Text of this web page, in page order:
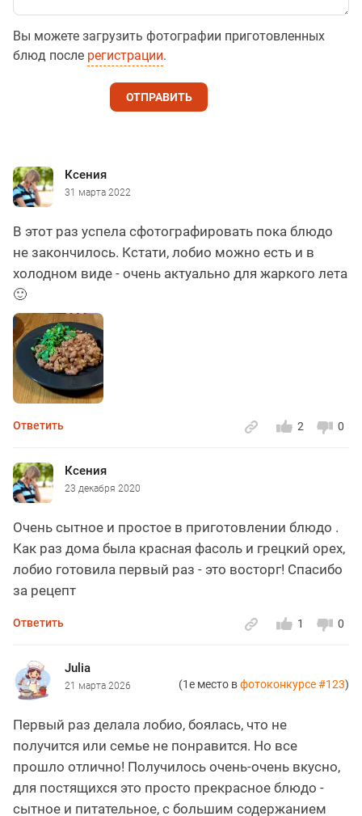
Вы можете загрузить фотографии приготовленных
блюд после регистрации.
ОТПРАВИТЬ
Ксения
31 марта 2022
В этот раз успела сфотографировать пока блюдо
не закончилось. Кстати, лобио можно есть и в
холодном виде - очень актуально для жаркого лета
🙂
0
2
Ответить
Ксения
23 декабря 2020
Очень сытное и простое в приготовлении блюдо .
Как раз дома была красная фасоль и грецкий орех,
лобио готовила первый раз - это восторг! Спасибо
за рецепт
0
1
Ответить
(1е место вфотоконкурсе #123)
Julia
21 марта 2026
Первый раз делала лобио, боялась, что не
получится или семье не понравится. Но все
прошло отлично! Получилось очень-очень вкусно,
для постящихся это просто прекрасное блюдо -
сытное и питательное, с большим содержанием